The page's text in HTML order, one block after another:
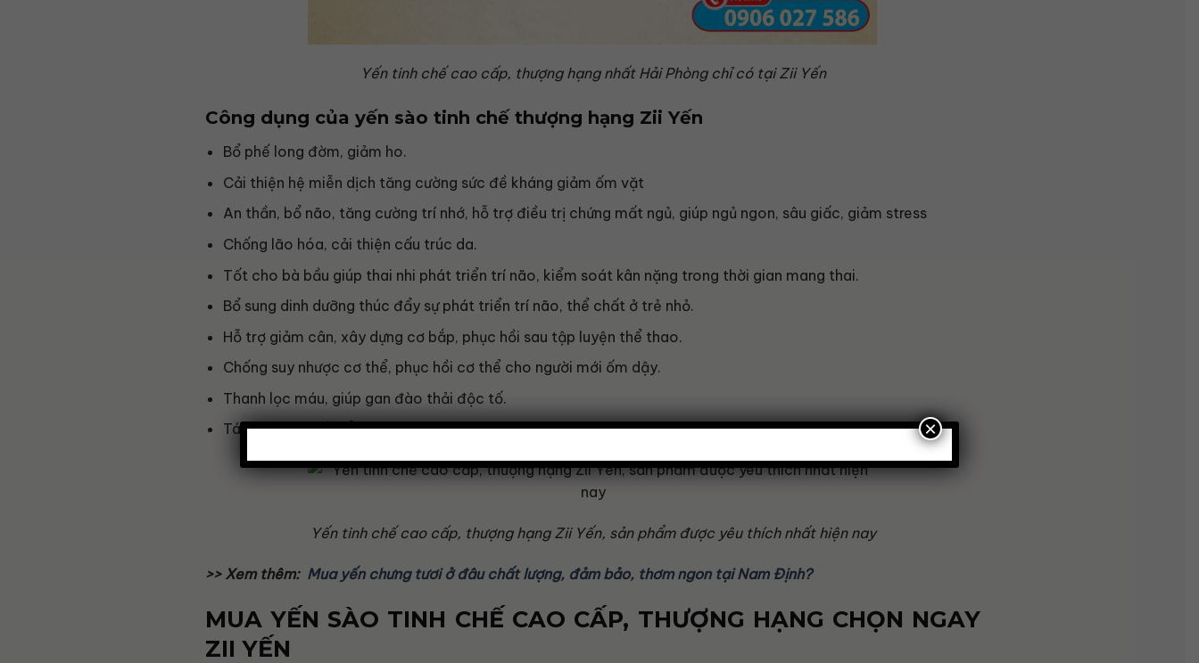
Yến tinh chế cao cấp, thượng hạng nhất Hải Phòng chỉ có tại Zii Yến
Công dụng của yến sào tinh chế thượng hạng Zii Yến
Bổ phế long đờm, giảm ho.
Cải thiện hệ miễn dịch tăng cường sức đề kháng giảm ốm vặt
An thần, bổ não, tăng cường trí nhớ, hỗ trợ điều trị chứng mất ngủ, giúp ngủ ngon, sâu giấc, giảm stress
Chống lão hóa, cải thiện cấu trúc da.
Tốt cho bà bầu giúp thai nhi phát triển trí não, kiểm soát kân nặng trong thời gian mang thai.
Bổ sung dinh dưỡng thúc đẩy sự phát triển trí não, thể chất ở trẻ nhỏ.
Hỗ trợ giảm cân, xây dựng cơ bắp, phục hồi sau tập luyện thể thao.
Chống suy nhược cơ thể, phục hồi cơ thể cho người mới ốm dậy.
Thanh lọc máu, giúp gan đào thải độc tố.
Tái tạo phục hồi tổn thương sụn khớp.
Yến tinh chế cao cấp, thượng hạng Zii Yến, sản phẩm được yêu thích nhất hiện nay
>> Xem thêm: Mua yến chưng tươi ở đâu chất lượng, đảm bảo, thơm ngon tại Nam Định?
MUA YẾN SÀO TINH CHẾ CAO CẤP, THƯỢNG HẠNG CHỌN NGAY
ZII YẾN
×